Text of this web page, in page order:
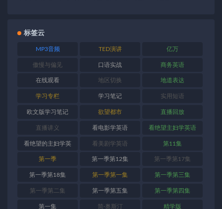
标签云
MP3音频 TED演讲 亿万
傲慢与偏见 口语实战 商务英语
在线观看 地区切换 地道表达
学习专栏 学习笔记 实用短语
欧文版学习笔记 欲望都市 直播回放
直播讲义 看电影学英语 看绝望主妇学英语
看绝望的主妇学英
语
看美剧学英语 第11集
第一季 第一季第12集 第一季第17集
第一季第18集 第一季第一集 第一季第三集
第一季第二集 第一季第五集 第一季第四集
第一集 简·奥斯汀 精学版